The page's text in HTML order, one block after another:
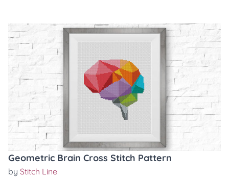
Geometric Brain Cross Stitch Pattern
by Stitch Line